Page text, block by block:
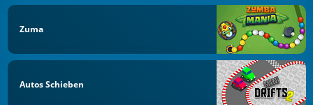
Zuma
Autos Schieben